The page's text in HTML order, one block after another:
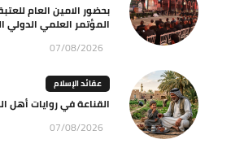
بحضور الامين العام
المؤتمر العلمي الدولي
07/08/2026
عقائد الإسلام
القناعة في روايات أهل
07/08/2026